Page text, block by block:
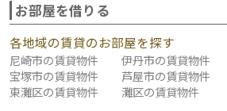
お部屋を借りる
各地域の賃貸のお部屋を探す
尼崎市の賃貸物件 伊丹市の賃貸物件
宝塚市の賃貸物件
芦屋市の賃貸物件
東灘区の賃貸物件
灘区の賃貸物件